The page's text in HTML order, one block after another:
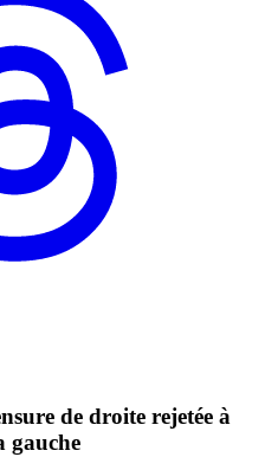
de droite rejetée à
gauche